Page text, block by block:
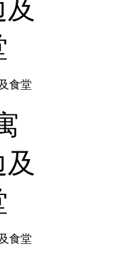
食堂
食堂